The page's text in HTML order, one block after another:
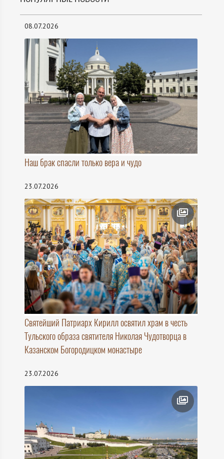
08.07.2026
Наш брак спасли только вера и чудо
23.07.2026
Святейший Патриарх Кирилл освятил храм в честь
Тульского образа святителя Николая Чудотворца в
Казанском Богородицком монастыре
23.07.2026